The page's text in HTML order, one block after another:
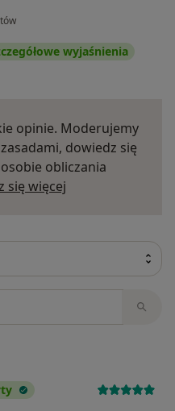
wyjaśnienia
opinie. Moderujemy
dowiedz się
obliczania
się więcej